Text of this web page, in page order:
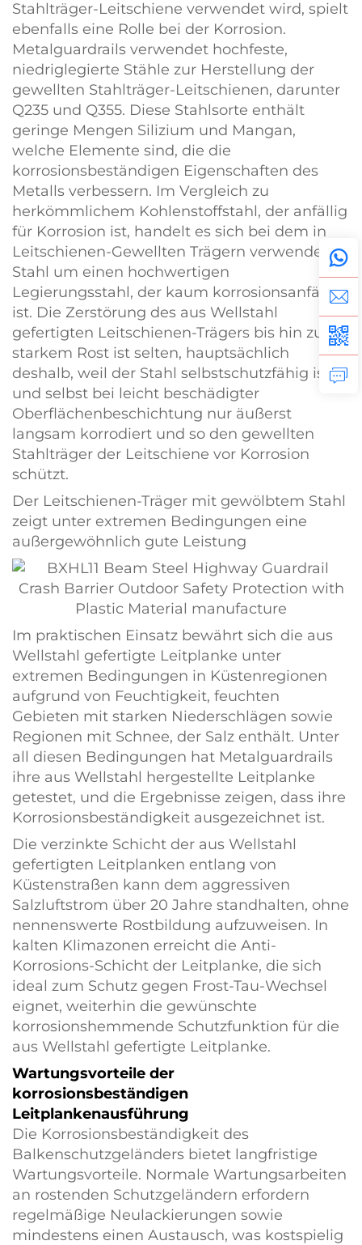
Stahlträger-Leitschiene verwendet wird, spielt
ebenfalls eine Rolle bei der Korrosion.
Metalguardrails verwendet hochfeste,
niedriglegierte Stähle zur Herstellung der
gewellten Stahlträger-Leitschienen, darunter
Q235 und Q355. Diese Stahlsorte enthält
geringe Mengen Silizium und Mangan,
welche Elemente sind, die die
korrosionsbeständigen Eigenschaften des
Metalls verbessern. Im Vergleich zu
herkömmlichem Kohlenstoffstahl, der anfällig
für Korrosion ist, handelt es sich bei dem in
Leitschienen-Gewellten Trägern verwendeten
Stahl um einen hochwertigen
Legierungsstahl, der kaum korrosionsanfällig
ist. Die Zerstörung des aus Wellstahl
gefertigten Leitschienen-Trägers bis hin zu
starkem Rost ist selten, hauptsächlich
deshalb, weil der Stahl selbstschutzfähig ist
und selbst bei leicht beschädigter
Oberflächenbeschichtung nur äußerst
langsam korrodiert und so den gewellten
Stahlträger der Leitschiene vor Korrosion
schützt.
Der Leitschienen-Träger mit gewölbtem Stahl
zeigt unter extremen Bedingungen eine
außergewöhnlich gute Leistung
Im praktischen Einsatz bewährt sich die aus
Wellstahl gefertigte Leitplanke unter
extremen Bedingungen in Küstenregionen
aufgrund von Feuchtigkeit, feuchten
Gebieten mit starken Niederschlägen sowie
Regionen mit Schnee, der Salz enthält. Unter
all diesen Bedingungen hat Metalguardrails
ihre aus Wellstahl hergestellte Leitplanke
getestet, und die Ergebnisse zeigen, dass ihre
Korrosionsbeständigkeit ausgezeichnet ist.
Die verzinkte Schicht der aus Wellstahl
gefertigten Leitplanken entlang von
Küstenstraßen kann dem aggressiven
Salzluftstrom über 20 Jahre standhalten, ohne
nennenswerte Rostbildung aufzuweisen. In
kalten Klimazonen erreicht die Anti-
Korrosions-Schicht der Leitplanke, die sich
ideal zum Schutz gegen Frost-Tau-Wechsel
eignet, weiterhin die gewünschte
korrosionshemmende Schutzfunktion für die
aus Wellstahl gefertigte Leitplanke.
Wartungsvorteile der
korrosionsbeständigen
Leitplankenausführung
Die Korrosionsbeständigkeit des
Balkenschutzgeländers bietet langfristige
Wartungsvorteile. Normale Wartungsarbeiten
an rostenden Schutzgeländern erfordern
regelmäßige Neulackierungen sowie
mindestens einen Austausch, was kostspielig